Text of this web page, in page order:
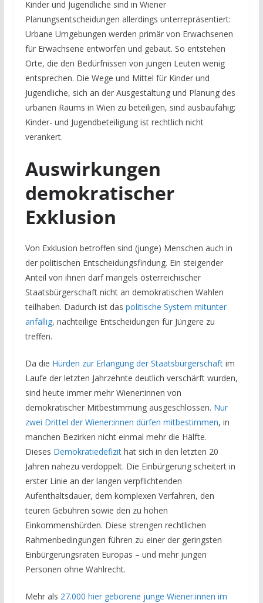
Kinder und Jugendliche sind in Wiener
Planungsentscheidungen allerdings unterrepräsentiert:
Urbane Umgebungen werden primär von Erwachsenen
für Erwachsene entworfen und gebaut. So entstehen
Orte, die den Bedürfnissen von jungen Leuten wenig
entsprechen. Die Wege und Mittel für Kinder und
Jugendliche, sich an der Ausgestaltung und Planung des
urbanen Raums in Wien zu beteiligen, sind ausbaufähig;
Kinder- und Jugendbeteiligung ist rechtlich nicht
verankert.
Auswirkungen
demokratischer
Exklusion
Von Exklusion betroffen sind (junge) Menschen auch in
der politischen Entscheidungsfindung. Ein steigender
Anteil von ihnen darf mangels österreichischer
Staatsbürgerschaft nicht an demokratischen Wahlen
teilhaben. Dadurch ist das politische System mitunter
anfällig, nachteilige Entscheidungen für Jüngere zu
treffen.
Da die Hürden zur Erlangung der Staatsbürgerschaftim
Laufe der letzten Jahrzehnte deutlich verschärft wurden,
sind heute immer mehr Wiener:innen von
demokratischer Mitbestimmung ausgeschlossen. Nur
zwei Drittel der Wiener:innen dürfen mitbestimmen, in
manchen Bezirken nicht einmal mehr die Hälfte.
Dieses Demokratiedefizithat sich in den letzten 20
Jahren nahezu verdoppelt. Die Einbürgerung scheitert in
erster Linie an der langen verpflichtenden
Aufenthaltsdauer, dem komplexen Verfahren, den
teuren Gebühren sowie den zu hohen
Einkommenshürden. Diese strengen rechtlichen
Rahmenbedingungen führen zu einer der geringsten
Einbürgerungsraten Europas – und mehr jungen
Personen ohne Wahlrecht.
Mehr als 27.000 hier geborene junge Wiener:innen im